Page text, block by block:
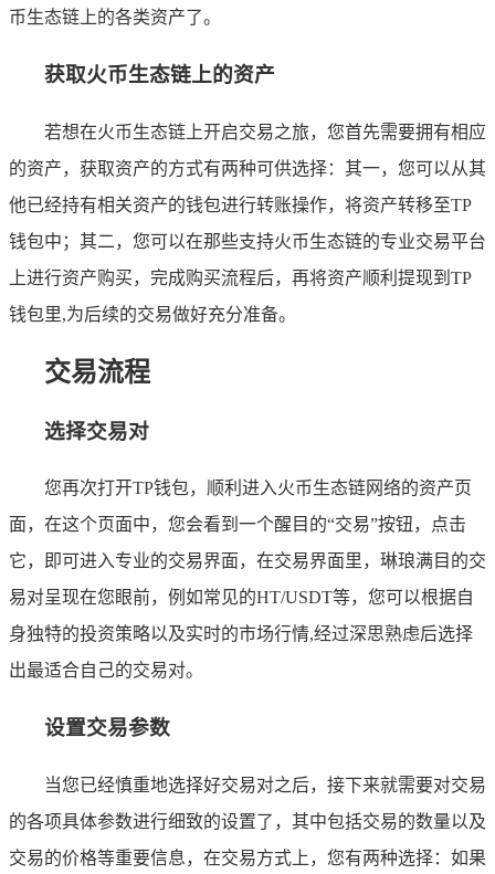
币生态链上的各类资产了。
获取火币生态链上的资产
若想在火币生态链上开启交易之旅，您首先需要拥有相应
的资产，获取资产的方式有两种可供选择：其一，您可以从其
他已经持有相关资产的钱包进行转账操作，将资产转移至TP
钱包中；其二，您可以在那些支持火币生态链的专业交易平台
上进行资产购买，完成购买流程后，再将资产顺利提现到TP
钱包里,为后续的交易做好充分准备。
交易流程
选择交易对
您再次打开TP钱包，顺利进入火币生态链网络的资产页
面，在这个页面中，您会看到一个醒目的“交易”按钮，点击
它，即可进入专业的交易界面，在交易界面里，琳琅满目的交
易对呈现在您眼前，例如常见的HT/USDT等，您可以根据自
身独特的投资策略以及实时的市场行情,经过深思熟虑后选择
出最适合自己的交易对。
设置交易参数
当您已经慎重地选择好交易对之后，接下来就需要对交易
的各项具体参数进行细致的设置了，其中包括交易的数量以及
交易的价格等重要信息，在交易方式上，您有两种选择：如果